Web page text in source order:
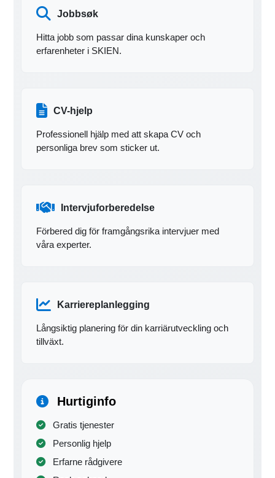
Jobbsøk
Hitta jobb som passar dina kunskaper och
erfarenheter i SKIEN.
CV-hjelp
Professionell hjälp med att skapa CV och
personliga brev som sticker ut.
Intervjuforberedelse
Förbered dig för framgångsrika intervjuer med
våra experter.
Karriereplanlegging
Långsiktig planering för din karriärutveckling och
tillväxt.
Hurtiginfo
Gratis tjenester
Personlig hjelp
Erfarne rådgivere